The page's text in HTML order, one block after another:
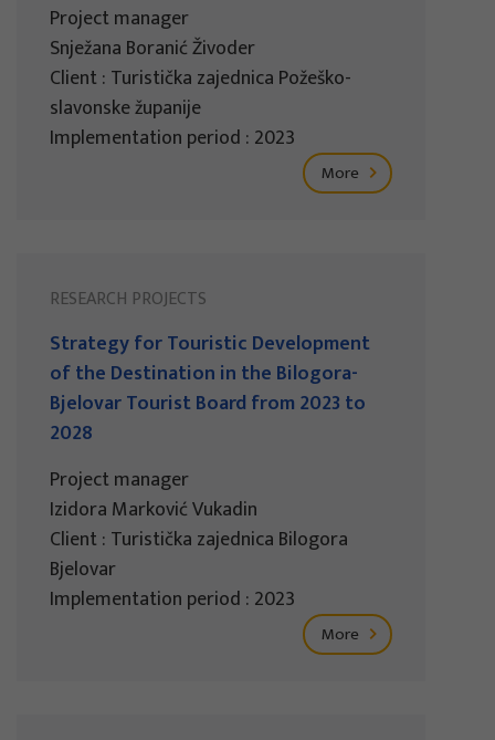
Project manager
Snježana Boranić Živoder
Client : Turistička zajednica Požeško-
slavonske županije
Implementation period : 2023
More
RESEARCH PROJECTS
Strategy for Touristic Development
of the Destination in the Bilogora-
Bjelovar Tourist Board from 2023 to
2028
Project manager
Izidora Marković Vukadin
Client : Turistička zajednica Bilogora
Bjelovar
Implementation period : 2023
More